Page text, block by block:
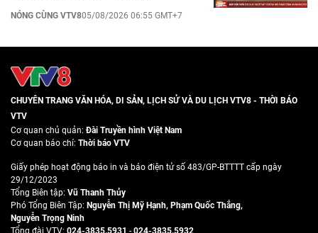
NÓNG CÙNG VTV805/08/2026 06:55 GMT+7
CHUYÊN TRANG VĂN HÓA, DI SẢN, LỊCH SỬ VÀ DU LỊCH VTV8 - THỜI BÁO
VTV
Cơ quan chủ quản:Đài Truyền hình Việt Nam
Cơ quan báo chí: Thời báo VTV
Giấy phép hoạt động báo in và báo điện tử số 483/GP-BTTTT cấp ngày
29/12/2023
Tổng Biên tập: Vũ Thanh Thủy
Phó Tổng Biên Tập: Nguyễn Thị Mỹ Hạnh, Phạm Quốc Thắng,
Nguyễn Trọng Ninh
Tổng đài VTV: 024-3835.5931 - 024-3835.5932